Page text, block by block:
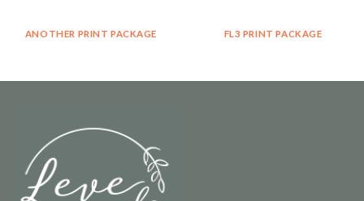
ANOTHER PRINT PACKAGE FL3 PRINT PACKAGE